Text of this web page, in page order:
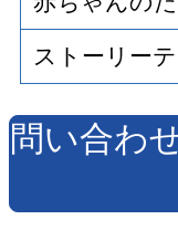
ストーリー
問い合わ